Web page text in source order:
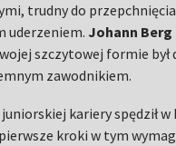
trudny do
uderzeniem. Johann Berg
szczytowej formie był
zawodnikiem.
kariery spędził w
kroki w tym